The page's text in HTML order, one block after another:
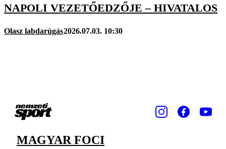
NAPOLI VEZETŐEDZŐJE – HIVATALOS
Olasz labdarúgás2026.07.03. 10:30
MAGYAR FOCI